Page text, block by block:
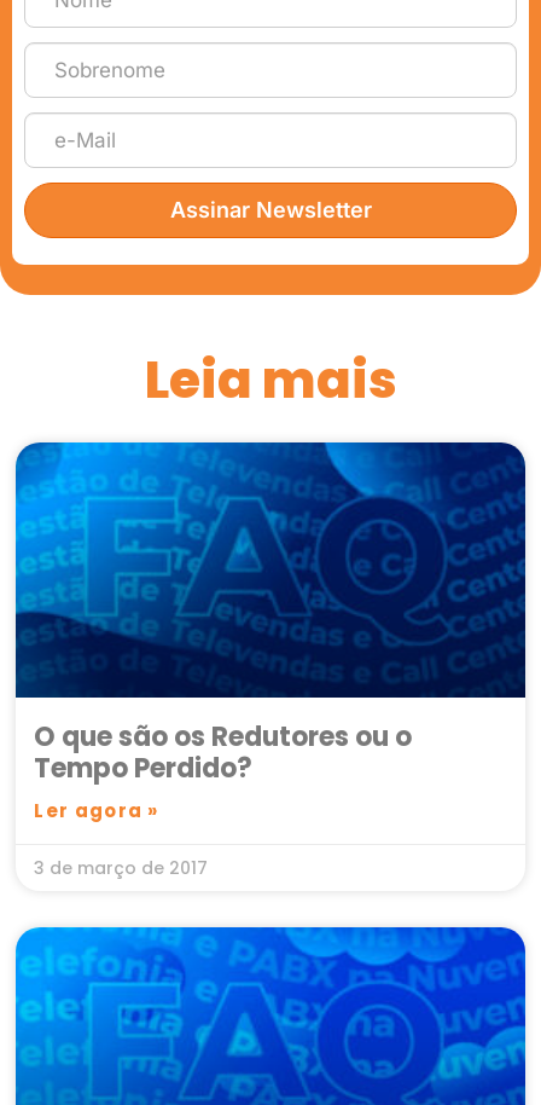
Assinar Newsletter
Leia mais
O que são os Redutores ou o
Tempo Perdido?
Ler agora »
3 de março de 2017